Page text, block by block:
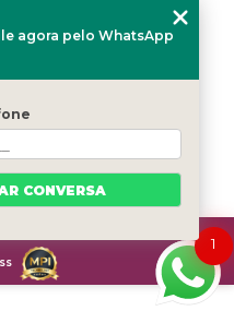
SITE
de 19/02/1998)
1
agora pelo WhatsApp
CONVERSA